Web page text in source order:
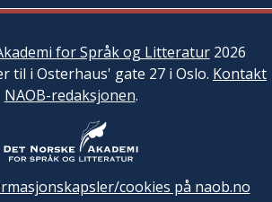
for Språk og Litteratur2026
til i Osterhaus' gate 27 i Oslo. Kontakt
NAOB-redaksjonen.
cookies på naob.no